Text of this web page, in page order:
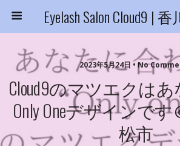
2023年5月24日 • No
Cloud9のマツエクは
Only Oneデザインで
松市